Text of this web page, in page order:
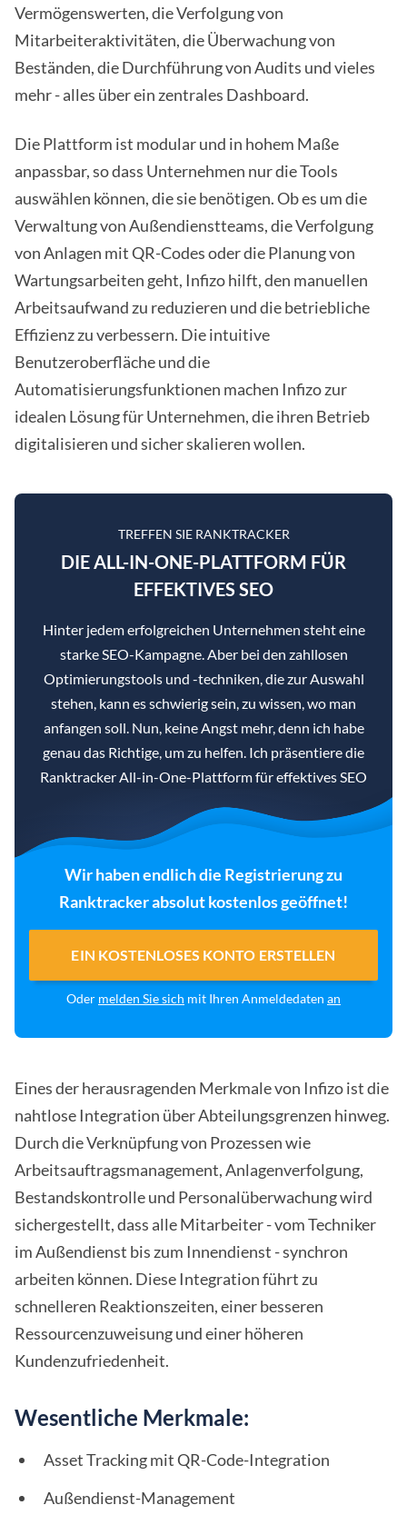
Vermögenswerten, die Verfolgung von
Mitarbeiteraktivitäten, die Überwachung von
Beständen, die Durchführung von Audits und vieles
mehr - alles über ein zentrales Dashboard.
Die Plattform ist modular und in hohem Maße
anpassbar, so dass Unternehmen nur die Tools
auswählen können, die sie benötigen. Ob es um die
Verwaltung von Außendienstteams, die Verfolgung
von Anlagen mit QR-Codes oder die Planung von
Wartungsarbeiten geht, Infizo hilft, den manuellen
Arbeitsaufwand zu reduzieren und die betriebliche
Effizienz zu verbessern. Die intuitive
Benutzeroberfläche und die
Automatisierungsfunktionen machen Infizo zur
idealen Lösung für Unternehmen, die ihren Betrieb
digitalisieren und sicher skalieren wollen.
TREFFEN SIE RANKTRACKER
DIE ALL-IN-ONE-PLATTFORM FÜR
EFFEKTIVES SEO
Hinter jedem erfolgreichen Unternehmen steht eine
starke SEO-Kampagne. Aber bei den zahllosen
Optimierungstools und -techniken, die zur Auswahl
stehen, kann es schwierig sein, zu wissen, wo man
anfangen soll. Nun, keine Angst mehr, denn ich habe
genau das Richtige, um zu helfen. Ich präsentiere die
Ranktracker All-in-One-Plattform für effektives SEO
Wir haben endlich die Registrierung zu
Ranktracker absolut kostenlos geöffnet!
EIN KOSTENLOSES KONTO ERSTELLEN
Oder melden Sie sich mit Ihren Anmeldedaten an
Eines der herausragenden Merkmale von Infizo ist die
nahtlose Integration über Abteilungsgrenzen hinweg.
Durch die Verknüpfung von Prozessen wie
Arbeitsauftragsmanagement, Anlagenverfolgung,
Bestandskontrolle und Personalüberwachung wird
sichergestellt, dass alle Mitarbeiter - vom Techniker
im Außendienst bis zum Innendienst - synchron
arbeiten können. Diese Integration führt zu
schnelleren Reaktionszeiten, einer besseren
Ressourcenzuweisung und einer höheren
Kundenzufriedenheit.
Wesentliche Merkmale:
Asset Tracking mit QR-Code-Integration
Außendienst-Management